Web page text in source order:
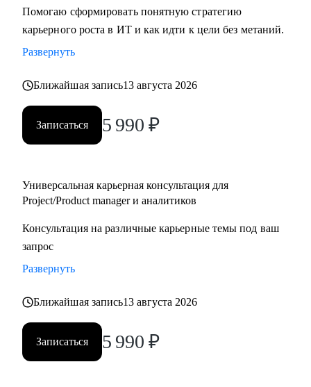
Помогаю сформировать понятную стратегию
карьерного роста в ИТ и как идти к цели без метаний.
Развернуть
Ближайшая запись13 августа 2026
Записаться 5 990 ₽
Универсальная карьерная консультация для
Project/Product manager и аналитиков
Консультация на различные карьерные темы под ваш
запрос
Развернуть
Ближайшая запись13 августа 2026
Записаться 5 990 ₽